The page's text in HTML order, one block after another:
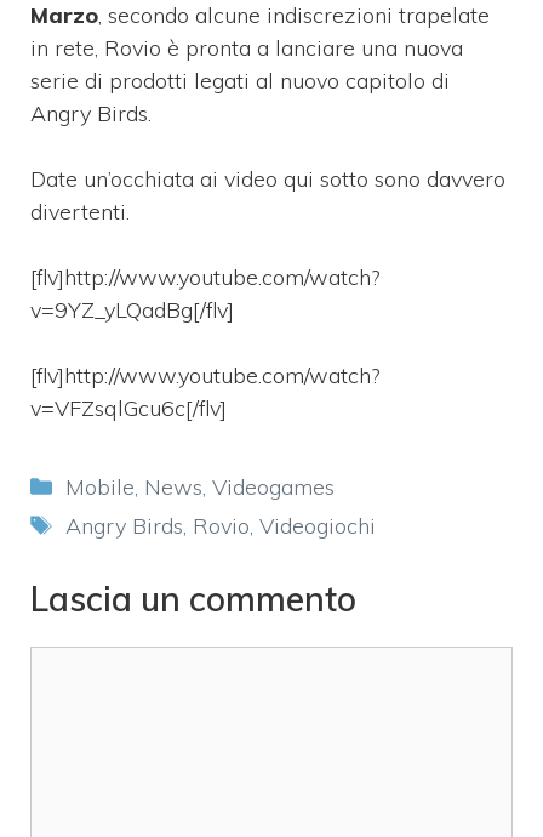
Marzo, secondo alcune indiscrezioni trapelate
in rete, Rovio è pronta a lanciare una nuova
serie di prodotti legati al nuovo capitolo di
Angry Birds.
Date un’occhiata ai video qui sotto sono davvero
divertenti.
[flv]http://www.youtube.com/watch?
v=9YZ_yLQadBg[/flv]
[flv]http://www.youtube.com/watch?
v=VFZsqlGcu6c[/flv]
Categorie
Mobile, News, Videogames
Tag
Angry Birds, Rovio, Videogiochi
Lascia un commento